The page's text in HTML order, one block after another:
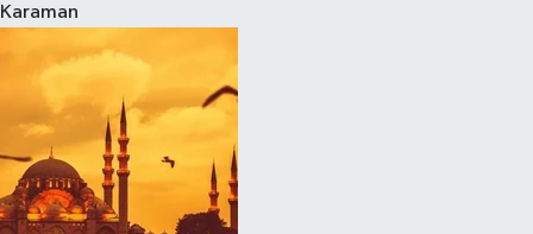
Karaman